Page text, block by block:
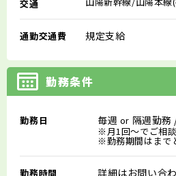
交通
通勤交通費 規定支給
勤務条件
勤務日 毎週 or 隔週勤務
※月1回～でご相談
※勤務期間はまで
勤務時間 詳細はお問い合